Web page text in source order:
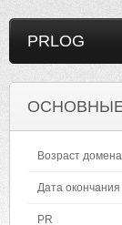
PRLOG
Возраст домена
Дата окончания
PR